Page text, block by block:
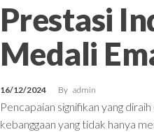
Prestasi
Medali
16/12/2024 By admin
Pencapaian signifikan yang
kebanggaan yang tidak hanya